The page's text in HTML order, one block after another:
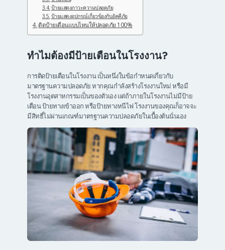
ป้ายแสดงภาวะความปลอดภัย
ป้ายแสดงอุปกรณ์เกี่ยวข้องกับอัคคีภัย
ติดป้ายเตือนแบบไหนให้ปลอดภัย 100%
ทำไมต้องมีป้ายเตือนในโรงงาน?
การติดป้ายเตือนในโรงงาน เป็นหนึ่งในข้อกำหนดเกี่ยวกับ
มาตรฐานความปลอดภัย หากคุณกำลังสร้างโรงงานใหม่ หรือมี
โรงงานอุตสาหกรรมเป็นของตัวเอง แต่ถ้าภายในโรงงานไม่มีป้าย
เตือน ป้ายทางเข้าออก หรือป้ายทางหนีไฟ โรงงานของคุณก็อาจจะ
มีสิทธิ์ไม่ผ่านเกณฑ์มาตรฐานความปลอดภัยในเบื้องต้นนั่นเอง